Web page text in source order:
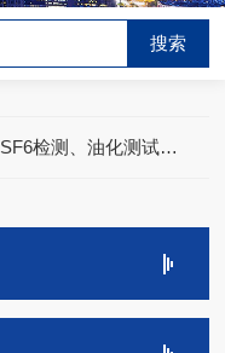
SF6检测、油化测试仪器